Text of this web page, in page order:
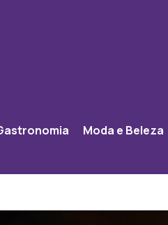
Moda e Beleza